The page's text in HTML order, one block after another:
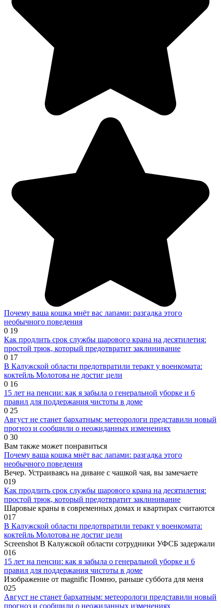
Почему ваша кошка мнёт вас лапами: разгадка этого
необычного поведения
0 19
Как продлить срок службы шарового крана на десятилетия:
простой трюк, который предотвратит заклинивание
0 17
В Калужской области предотвратили теракт у военкомата:
коктейль Молотова не достиг цели
0 16
15 лет на пенсии: как я забыла о генеральной уборке и 6
правил для поддержания чистоты в доме
0 25
Август не станет бархатным: метеорологи представили новый
прогноз и сообщили о неожиданных изменениях
0 30
Вам также может понравиться
Почему ваша кошка мнёт вас лапами: разгадка этого
необычного поведения
Вечер. Устраиваясь на диване с чашкой чая, вы замечаете
019
Как продлить срок службы шарового крана на десятилетия:
простой трюк, который предотвратит заклинивание
Шаровые краны в современных домах и квартирах считаются
017
В Калужской области предотвратили теракт у военкомата:
коктейль Молотова не достиг цели
Screenshot В Калужской области сотрудники УФСБ задержали
016
15 лет на пенсии: как я забыла о генеральной уборке и 6
правил для поддержания чистоты в доме
Изображение от magnific Помню, раньше суббота для меня
025
Август не станет бархатным: метеорологи представили новый
прогноз и сообщили о неожиданных изменениях